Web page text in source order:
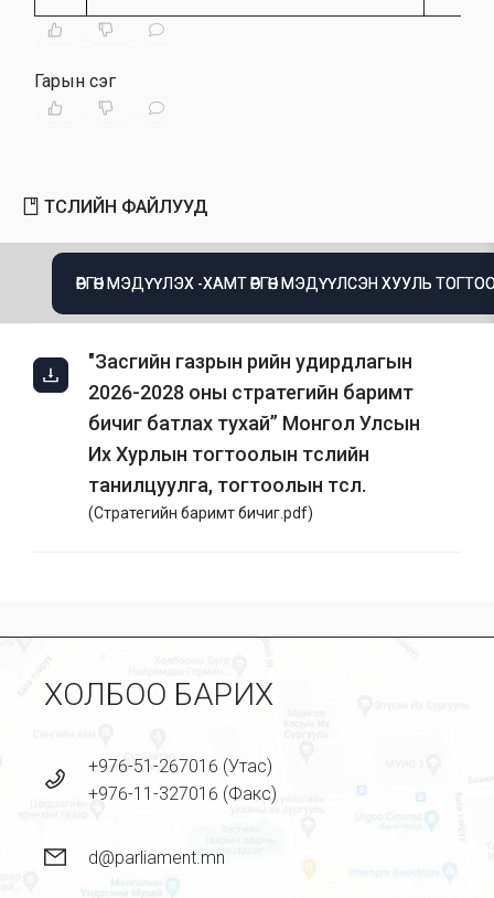
Гарын үсэг
ТӨСЛИЙН ФАЙЛУУД
ӨРГӨН МЭДҮҮЛЭХ -ХАМТ ӨРГӨН МЭДҮҮЛСЭН ХУУЛЬ
"Засгийн газрын өрийн удирдлагын
2026-2028 оны стратегийн баримт
бичиг батлах тухай” Монгол Улсын
Их Хурлын тогтоолын төслийн
танилцуулга, тогтоолын төсөл.
(Стратегийн баримт бичиг.pdf)
ХОЛБОО БАРИХ
+976-51-267016 (Утас)
+976-11-327016 (Факс)
d@parliament.mn